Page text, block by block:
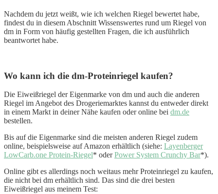
Nachdem du jetzt weißt, wie ich welchen Riegel bewertet habe,
findest du in diesem Abschnitt Wissenswertes rund um Riegel von
dm in Form von häufig gestellten Fragen, die ich ausführlich
beantwortet habe.
Wo kann ich die dm-Proteinriegel kaufen?
Die Eiweißriegel der Eigenmarke von dm und auch die anderen
Riegel im Angebot des Drogeriemarktes kannst du entweder direkt
in einem Markt in deiner Nähe kaufen oder online bei dm.de
bestellen.
Bis auf die Eigenmarke sind die meisten anderen Riegel zudem
online, beispielsweise auf Amazon erhältlich (siehe: Layenberger
LowCarb.one Protein-Riegel* oderPower System Crunchy Bar*).
Online gibt es allerdings noch weitaus mehr Proteinriegel zu kaufen,
die nicht bei dm erhältlich sind. Das sind die drei besten
Eiweißriegel aus meinem Test: